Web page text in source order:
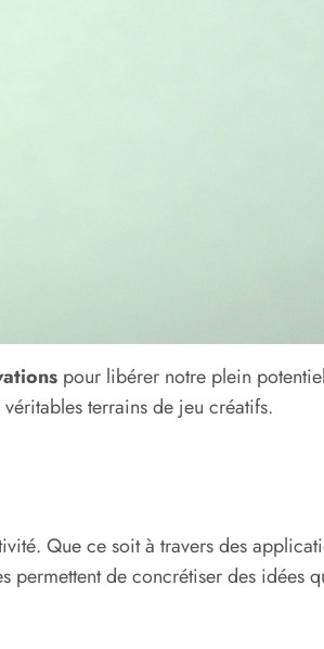
pour libérer notre plein
terrains de jeu créatifs.
Que ce soit à travers des
de concrétiser des idées